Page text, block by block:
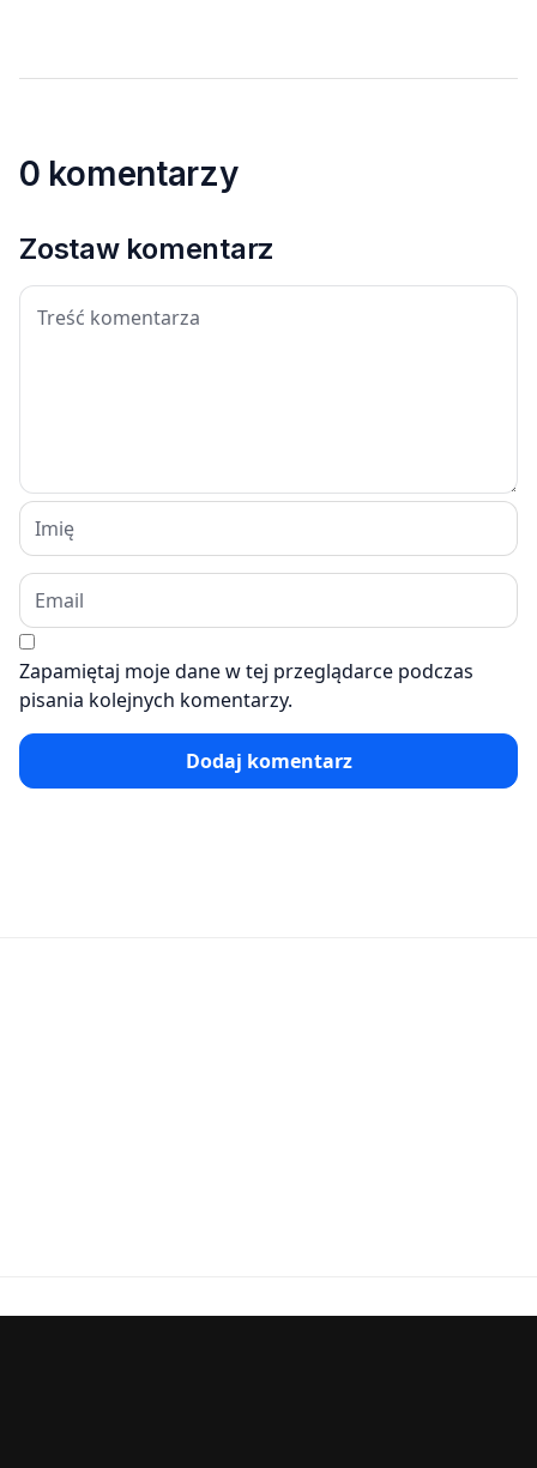
0 komentarzy
Zostaw komentarz
Zapamiętaj moje dane w tej przeglądarce podczas
pisania kolejnych komentarzy.
Dodaj komentarz